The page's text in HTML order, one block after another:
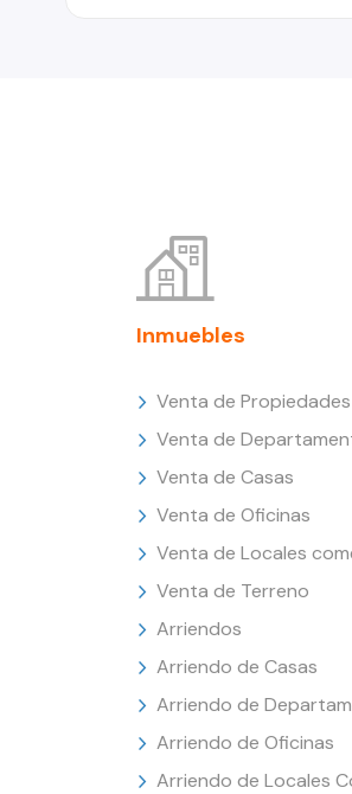
Inmuebles
Venta de Propiedades
Venta de
Venta de Casas
Venta de Oficinas
Venta de Locales
Venta de Terreno
Arriendos
Arriendo de Casas
Arriendo de
Arriendo de Oficinas
Arriendo de Locales